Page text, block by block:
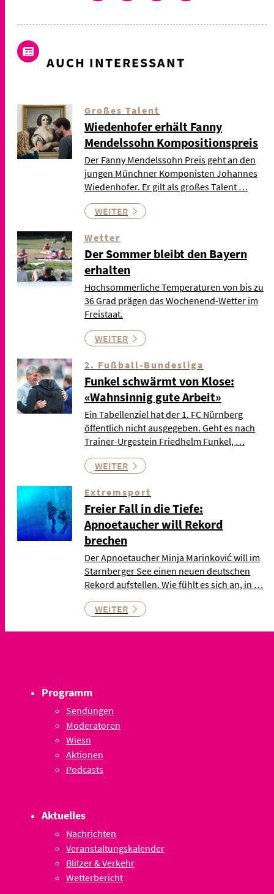
AUCH INTERESSANT
Großes Talent
Wiedenhofer erhält Fanny
Mendelssohn Kompositionspreis
Der Fanny Mendelssohn Preis geht an den
jungen Münchner Komponisten Johannes
Wiedenhofer. Er gilt als großes Talent …
WEITER
Wetter
Der Sommer bleibt den Bayern
erhalten
Hochsommerliche Temperaturen von bis zu
36 Grad prägen das Wochenend-Wetter im
Freistaat.
WEITER
2. Fußball-Bundesliga
Funkel schwärmt von Klose:
«Wahnsinnig gute Arbeit»
Ein Tabellenziel hat der 1. FC Nürnberg
öffentlich nicht ausgegeben. Geht es nach
Trainer-Urgestein Friedhelm Funkel, …
WEITER
Extremsport
Freier Fall in die Tiefe:
Apnoetaucher will Rekord
brechen
Der Apnoetaucher Minja Marinković will im
Starnberger See einen neuen deutschen
Rekord aufstellen. Wie fühlt es sich an, in …
WEITER
Programm
Sendungen
Moderatoren
Wiesn
Aktionen
Podcasts
Aktuelles
Nachrichten
Veranstaltungskalender
Blitzer & Verkehr
Wetterbericht